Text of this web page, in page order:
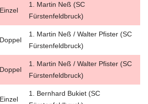
Einzel
1. Martin Neß (SC
Fürstenfeldbruck)
Doppel
1. Martin Neß / Walter Pfister (SC
Fürstenfeldbruck)
Doppel
1. Martin Neß / Walter Pfister (SC
Fürstenfeldbruck)
Einzel
1. Bernhard Bukiet (SC